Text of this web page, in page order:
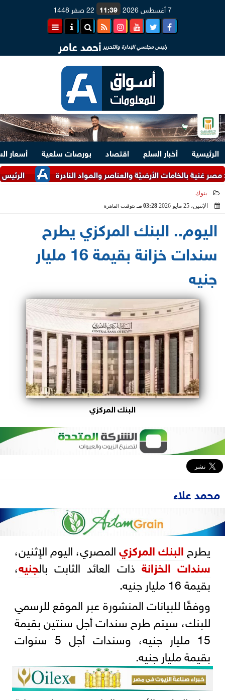
7 أغسطس 2026 11:39 22 صفر 1448
رئيس مجلسي الإدارة والتحرير أحمد عامر
الرئيسية أخبار السلع اقتصاد بورصات سلعية
أسعار
الرئيس السيسي
بالخامات الأرضيّة والعناصر والمواد النادرة
بنوك
الإثنين، 25 مايو 2026
03:28 مـ بتوقيت القاهرة
اليوم.. البنك المركزي يطرح
سندات خزانة بقيمة 16 مليار
جنيه
البنك المركزي
محمد علاء
يطرحالبنك المركزيالمصري، اليوم الإثنين،
سندات الخزانةذات العائد الثابت بالجنيه،
بقيمة 16 مليار جنيه.
ووفقًا للبيانات المنشورة عبر الموقع للرسمي
للبنك، سيتم طرح سندات أجل سنتين بقيمة
15 مليار جنيه، وسندات أجل 5 سنوات
بقيمة مليار جنيه.